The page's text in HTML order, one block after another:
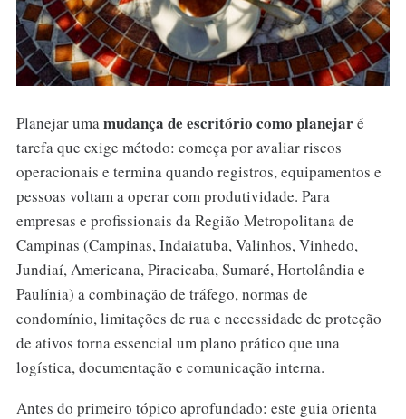
Planejar umamudança de escritório como planejaré
tarefa que exige método: começa por avaliar riscos
operacionais e termina quando registros, equipamentos e
pessoas voltam a operar com produtividade. Para
empresas e profissionais da Região Metropolitana de
Campinas (Campinas, Indaiatuba, Valinhos, Vinhedo,
Jundiaí, Americana, Piracicaba, Sumaré, Hortolândia e
Paulínia) a combinação de tráfego, normas de
condomínio, limitações de rua e necessidade de proteção
de ativos torna essencial um plano prático que una
logística, documentação e comunicação interna.
Antes do primeiro tópico aprofundado: este guia orienta